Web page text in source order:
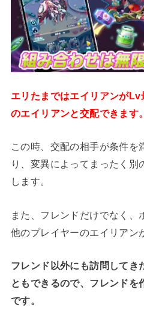
エリたまではエイリアンが
のエイリアンと交配できます。
この時、交配の相手が条件を
り、変異によってまったく別
します。
また、フレンドだけでなく、
他のプレイヤーのエイリアン
フレンド以外にも訪問してき
ともできるので、フレンドを
です。